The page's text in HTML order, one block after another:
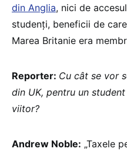
din Anglia, nici de
studenți, beneficii de
Marea Britanie era
Reporter: Cu cât se vor
din UK, pentru un
viitor?
Andrew Noble: „Taxele